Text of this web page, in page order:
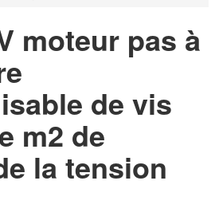
moteur pas à
de vis
m2 de
la tension